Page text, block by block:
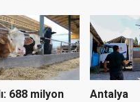
688 milyon
Antalya